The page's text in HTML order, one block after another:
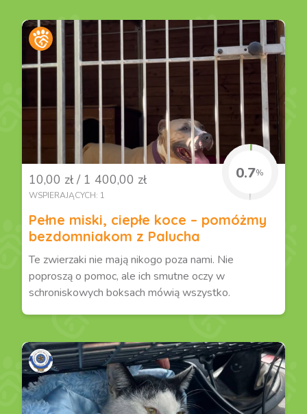
10,00 zł / 1 400,00 zł
WSPIERAJĄCYCH: 1
0.7%
Pełne miski, ciepłe koce – pomóżmy
bezdomniakom z Palucha
Te zwierzaki nie mają nikogo poza nami. Nie
poproszą o pomoc, ale ich smutne oczy w
schroniskowych boksach mówią wszystko.